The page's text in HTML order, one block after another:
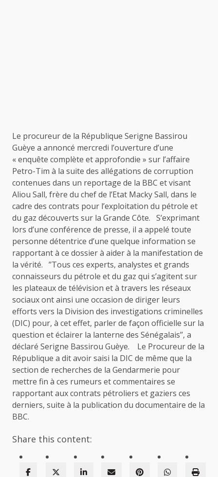
Le procureur de la République Serigne Bassirou
Guèye a annoncé mercredi l’ouverture d’une
« enquête complète et approfondie » sur l’affaire
Petro-Tim à la suite des allégations de corruption
contenues dans un reportage de la BBC et visant
Aliou Sall, frère du chef de l’Etat Macky Sall, dans le
cadre des contrats pour l’exploitation du pétrole et
du gaz découverts sur la Grande Côte. S’exprimant
lors d’une conférence de presse, il a appelé toute
personne détentrice d’une quelque information se
rapportant à ce dossier à aider à la manifestation de
la vérité. ’’Tous ces experts, analystes et grands
connaisseurs du pétrole et du gaz qui s’agitent sur
les plateaux de télévision et à travers les réseaux
sociaux ont ainsi une occasion de diriger leurs
efforts vers la Division des investigations criminelles
(DIC) pour, à cet effet, parler de façon officielle sur la
question et éclairer la lanterne des Sénégalais’’, a
déclaré Serigne Bassirou Guèye. Le Procureur de la
République a dit avoir saisi la DIC de même que la
section de recherches de la Gendarmerie pour
mettre fin à ces rumeurs et commentaires se
rapportant aux contrats pétroliers et gaziers ces
derniers, suite à la publication du documentaire de la
BBC.
Share this content: